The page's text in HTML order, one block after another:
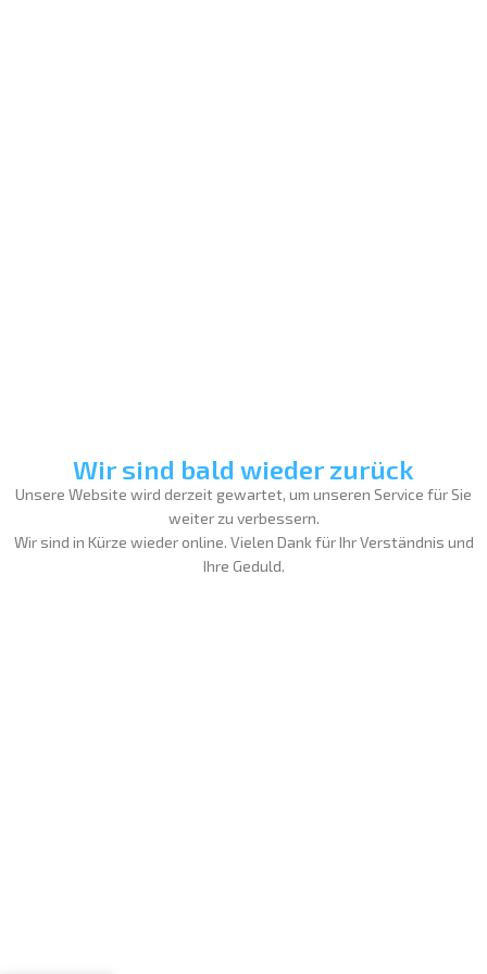
Wir sind bald wieder zurück
Unsere Website wird derzeit gewartet, um unseren Service für Sie
weiter zu verbessern.
Wir sind in Kürze wieder online. Vielen Dank für Ihr Verständnis und
Ihre Geduld.